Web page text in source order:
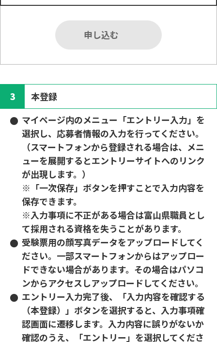
申し込む
3
本登録
マイページ内のメニュー「エントリー入力」を
選択し、応募者情報の入力を行ってください。
（スマートフォンから登録される場合は、メニ
ューを展開するとエントリーサイトへのリンク
が出現します。）
※「一次保存」ボタンを押すことで入力内容を
保存できます。
※入力事項に不正がある場合は富山県職員とし
て採用される資格を失うことがあります。
受験票用の顔写真データをアップロードしてく
ださい。一部スマートフォンからはアップロー
ドできない場合があります。その場合はパソコ
ンからアクセスしアップロードしてください。
エントリー入力完了後、「入力内容を確認する
（本登録）」ボタンを選択すると、入力事項確
認画面に遷移します。入力内容に誤りがないか
確認のうえ、「エントリー」を選択してくださ